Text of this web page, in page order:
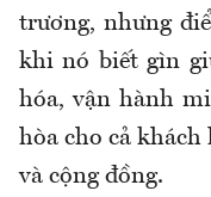
trương, nhưng
khi nó biết gìn
hóa, vận hành
hòa cho cả
và cộng đồng.